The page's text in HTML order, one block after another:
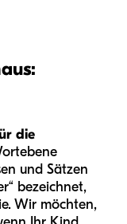
die
und Sätzen
bezeichnet,
Wir möchten,